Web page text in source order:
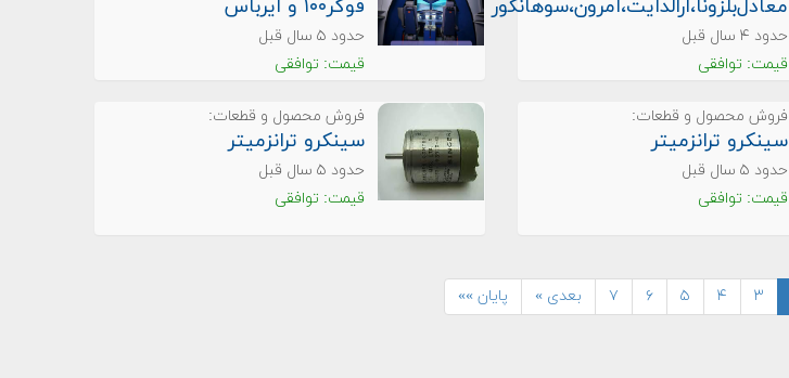
معادل‌بلزونا،ارالدایت،امرون،سوهانکور
حدود ۴ سال قبل
قیمت: توافقی
فوکر۱۰۰ و ایرباس
حدود ۵ سال قبل
قیمت: توافقی
فروش محصول و قطعات:
سینکرو ترانزمیتر
حدود ۵ سال قبل
قیمت: توافقی
فروش محصول و قطعات:
سینکرو ترانزمیتر
حدود ۵ سال قبل
قیمت: توافقی
۳ ۴ ۵ ۶ ۷ بعدی » پایان »»